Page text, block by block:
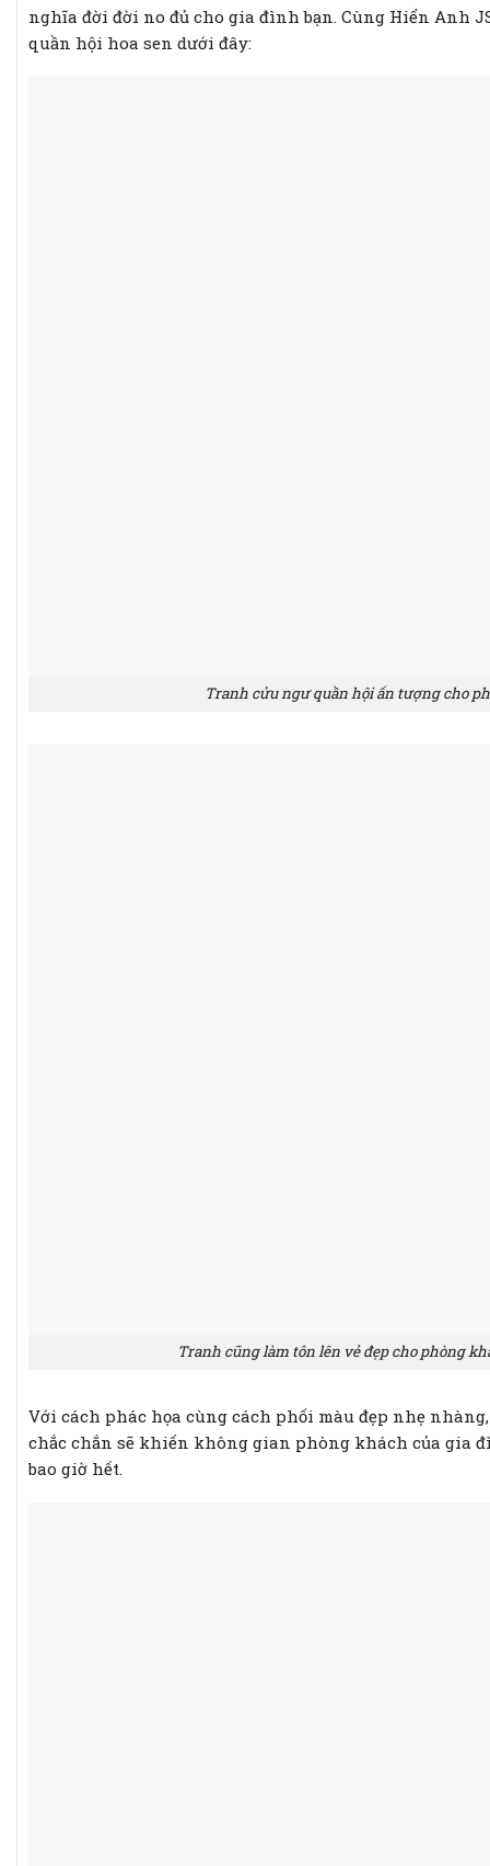
nghĩa đời đời no đủ cho gia đình bạn. Cùng Hiển Anh
quần hội hoa sen dưới đây:
Tranh cửu ngư quần hội ấn tượng cho
Tranh cũng làm tôn lên vẻ đẹp cho phòng
Với cách phác họa cùng cách phối màu đẹp nhẹ
chắc chắn sẽ khiến không gian phòng khách của gia
bao giờ hết.